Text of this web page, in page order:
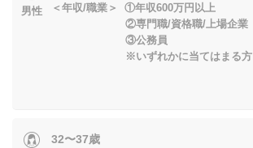
男性
＜年収/職業＞ ①年収600万円以上
②専門職/資格職/上場企業
③公務員
※いずれかに当てはまる方
32〜37歳